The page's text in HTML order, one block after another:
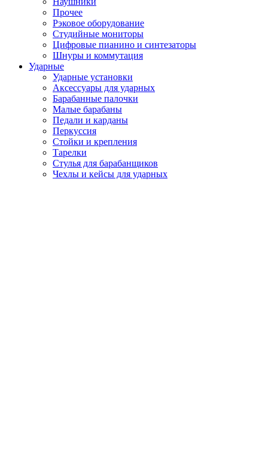
Прочее
Рэковое оборудование
Студийные мониторы
Цифровые пианино и синтезаторы
Шнуры и коммутация
Ударные
Ударные установки
Аксессуары для ударных
Барабанные палочки
Малые барабаны
Педали и карданы
Перкуссия
Стойки и крепления
Тарелки
Стулья для барабанщиков
Чехлы и кейсы для ударных